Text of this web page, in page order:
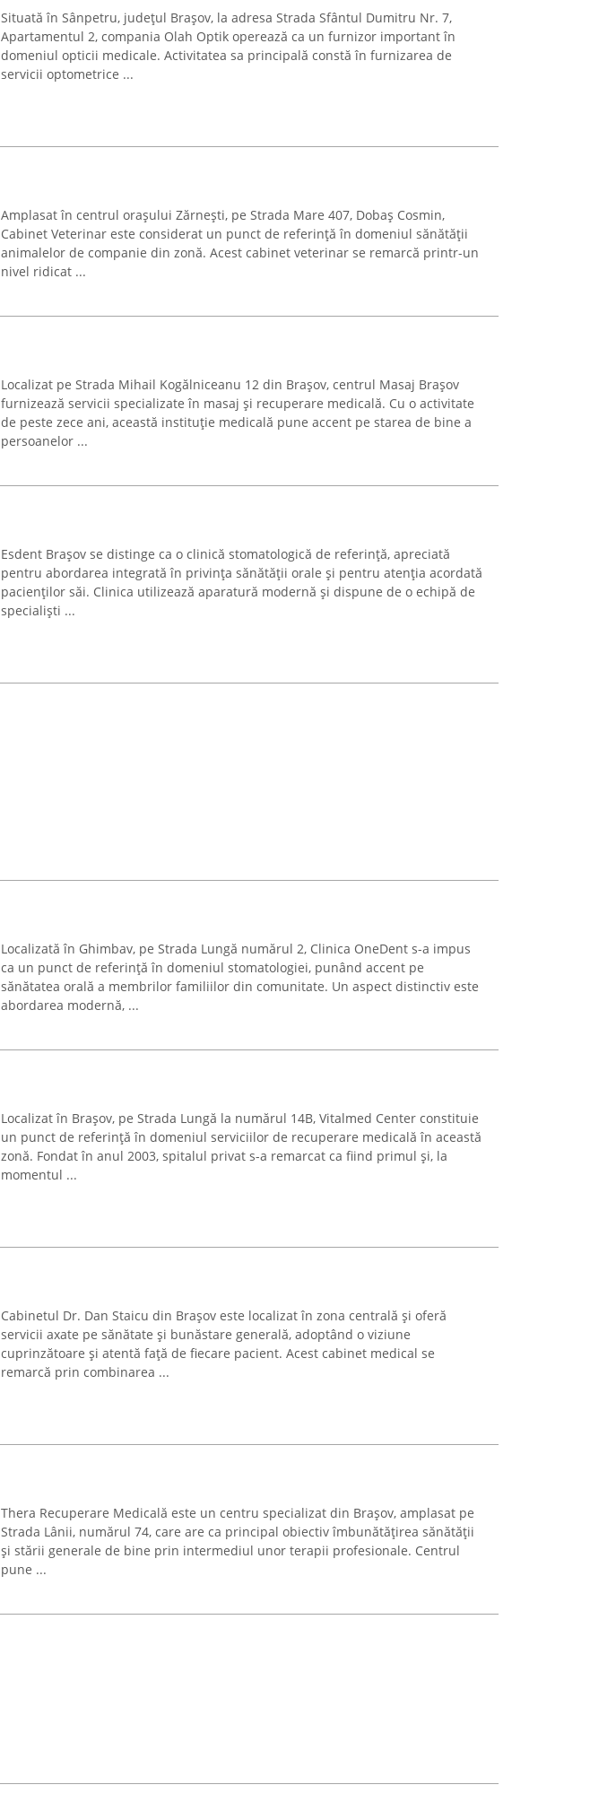
Situată în Sânpetru, județul Brașov, la adresa Strada Sfântul Dumitru Nr. 7,
Apartamentul 2, compania Olah Optik operează ca un furnizor important în
domeniul opticii medicale. Activitatea sa principală constă în furnizarea de
servicii optometrice ...
Amplasat în centrul orașului Zărnești, pe Strada Mare 407, Dobaș Cosmin,
Cabinet Veterinar este considerat un punct de referință în domeniul sănătății
animalelor de companie din zonă. Acest cabinet veterinar se remarcă printr-un
nivel ridicat ...
Localizat pe Strada Mihail Kogălniceanu 12 din Brașov, centrul Masaj Brașov
furnizează servicii specializate în masaj și recuperare medicală. Cu o activitate
de peste zece ani, această instituție medicală pune accent pe starea de bine a
persoanelor ...
Esdent Brașov se distinge ca o clinică stomatologică de referință, apreciată
pentru abordarea integrată în privința sănătății orale și pentru atenția acordată
pacienților săi. Clinica utilizează aparatură modernă și dispune de o echipă de
specialiști ...
Localizată în Ghimbav, pe Strada Lungă numărul 2, Clinica OneDent s-a impus
ca un punct de referință în domeniul stomatologiei, punând accent pe
sănătatea orală a membrilor familiilor din comunitate. Un aspect distinctiv este
abordarea modernă, ...
Localizat în Brașov, pe Strada Lungă la numărul 14B, Vitalmed Center constituie
un punct de referință în domeniul serviciilor de recuperare medicală în această
zonă. Fondat în anul 2003, spitalul privat s-a remarcat ca fiind primul și, la
momentul ...
Cabinetul Dr. Dan Staicu din Brașov este localizat în zona centrală și oferă
servicii axate pe sănătate și bunăstare generală, adoptând o viziune
cuprinzătoare și atentă față de fiecare pacient. Acest cabinet medical se
remarcă prin combinarea ...
Thera Recuperare Medicală este un centru specializat din Brașov, amplasat pe
Strada Lânii, numărul 74, care are ca principal obiectiv îmbunătățirea sănătății
și stării generale de bine prin intermediul unor terapii profesionale. Centrul
pune ...